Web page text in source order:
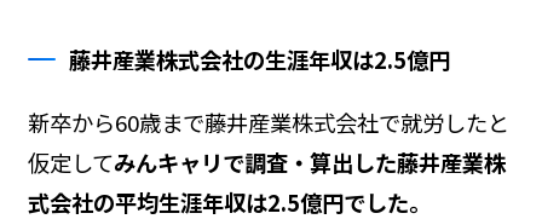
藤井産業株式会社の生涯年収は2.5億円
新卒から60歳まで藤井産業株式会社で就労したと
仮定してみんキャリで調査・算出した藤井産業株
式会社の平均生涯年収は2.5億円でした。